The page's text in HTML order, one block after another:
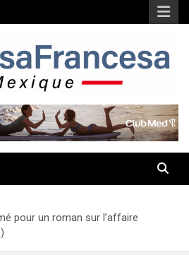
pour un roman sur l’affaire